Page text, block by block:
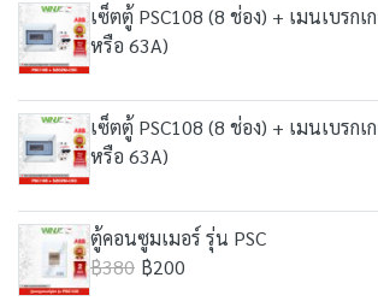
เซ็ตตู้ PSC108 (8 ช่อง) + เมนเบรกเ
หรือ 63A)
เซ็ตตู้ PSC108 (8 ช่อง) + เมนเบรกเ
หรือ 63A)
ตู้คอนซูมเมอร์ รุ่น PSC
฿380 ฿200